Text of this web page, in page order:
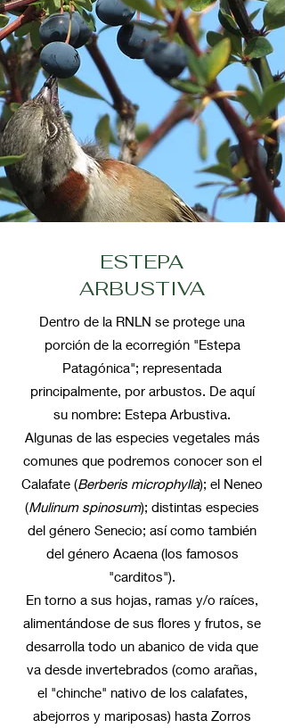
ESTEPA
ARBUSTIVA
Dentro de la RNLN se protege una
porción de la ecorregión "Estepa
Patagónica"; representada
principalmente, por arbustos. De aquí
su nombre: Estepa Arbustiva.
Algunas de las especies vegetales más
comunes que podremos conocer son el
Calafate (Berberis microphylla); el Neneo
(Mulinum spinosum); distintas especies
del género Senecio; así como también
del género Acaena (los famosos
"carditos").
En torno a sus hojas, ramas y/o raíces,
alimentándose de sus flores y frutos, se
desarrolla todo un abanico de vida que
va desde invertebrados (como arañas,
el "chinche" nativo de los calafates,
abejorros y mariposas) hasta Zorros